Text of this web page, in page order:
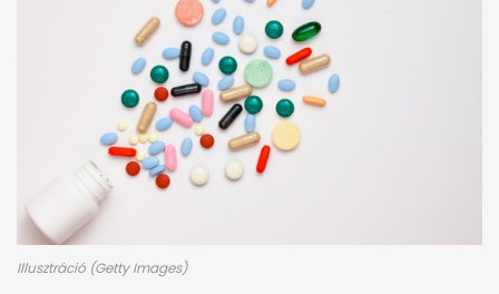
Illusztráció (Getty Images)